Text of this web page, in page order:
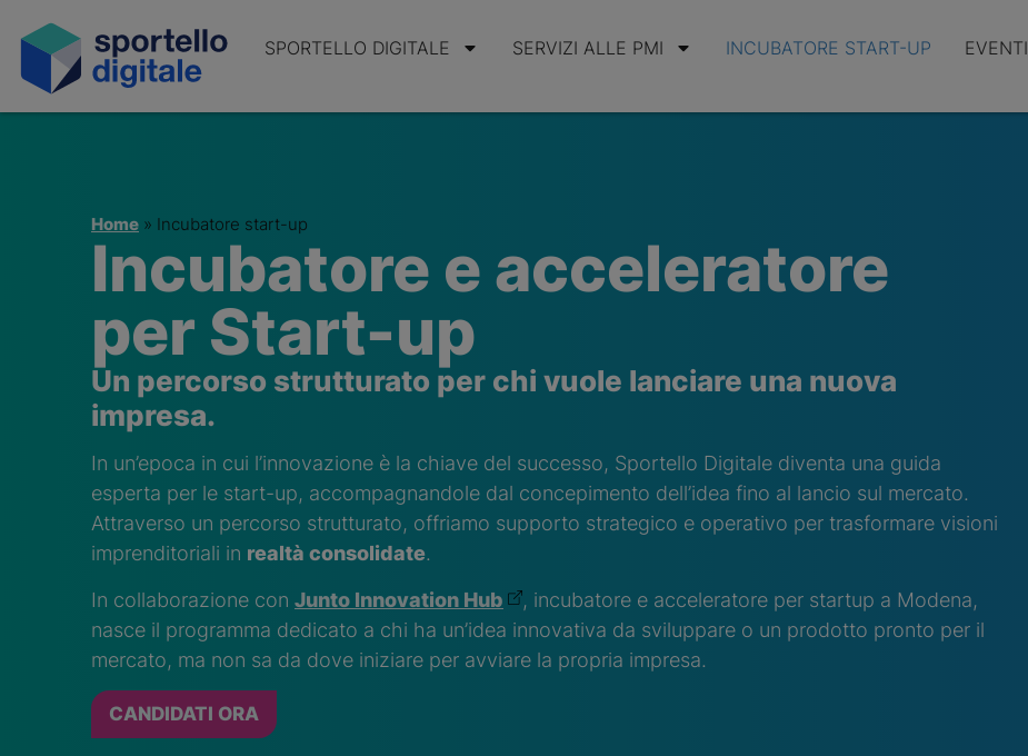
SPORTELLO DIGITALE SERVIZI ALLE PMI INCUBATORE START-UP EVENTI
Home » Incubatore start-up
Incubatore e acceleratore
per Start-up
Un percorso strutturato per chi vuole lanciare una nuova
impresa.
In un’epoca in cui l’innovazione è la chiave del successo, Sportello Digitale diventa una guida
esperta per le start-up, accompagnandole dal concepimento dell’idea fino al lancio sul mercato.
Attraverso un percorso strutturato, offriamo supporto strategico e operativo per trasformare visioni
imprenditoriali in realtà consolidate.
In collaborazione con Junto Innovation Hub
, incubatore e acceleratore per startup a Modena,
nasce il programma dedicato a chi ha un’idea innovativa da sviluppare o un prodotto pronto per il
mercato, ma non sa da dove iniziare per avviare la propria impresa.
CANDIDATI ORA